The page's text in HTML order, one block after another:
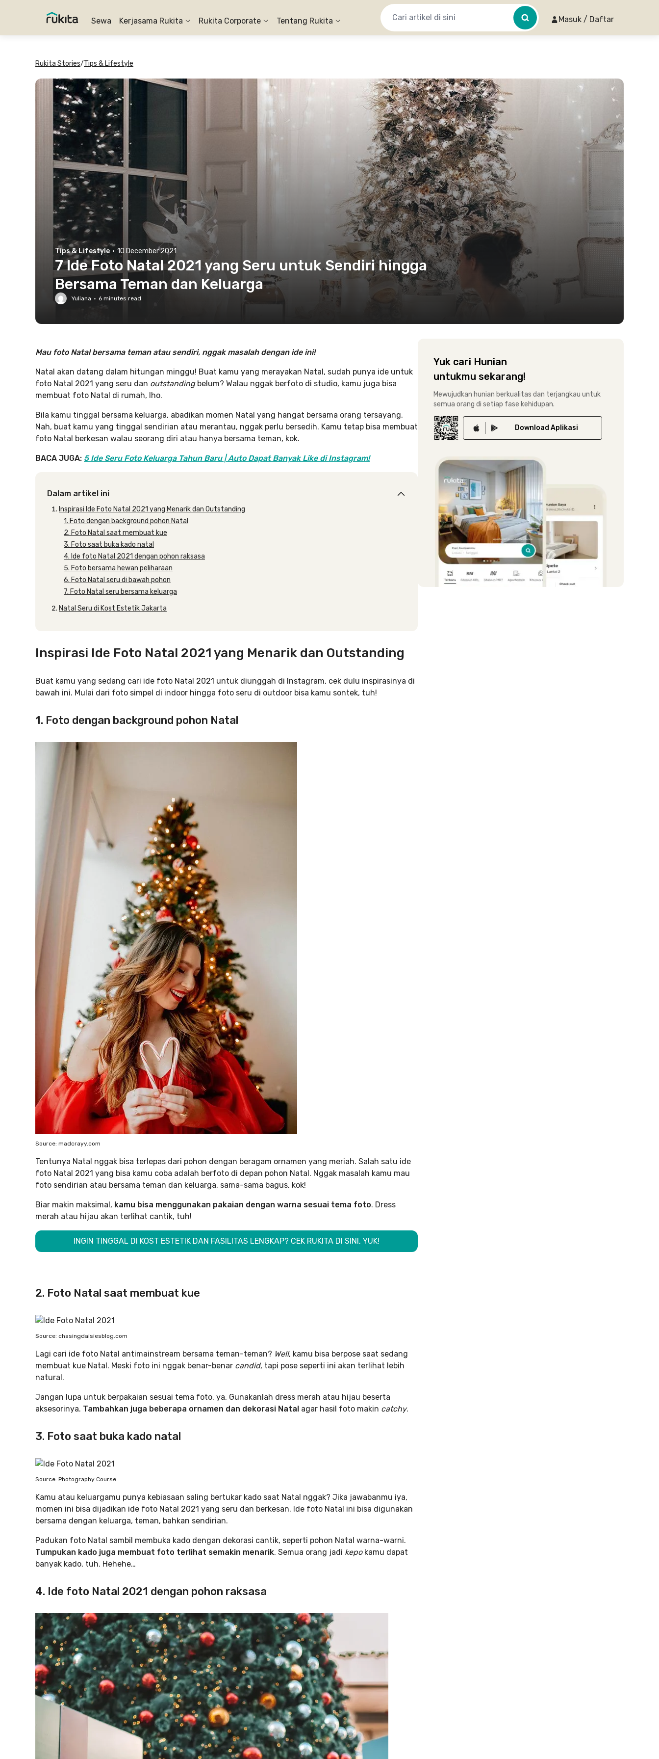
Sewa Kerjasama Rukita Rukita Corporate Tentang Rukita Masuk / Daftar
Rukita Stories/Tips & Lifestyle
Tips & Lifestyle · 10 December 2021
7 Ide Foto Natal 2021 yang Seru untuk Sendiri hingga
Bersama Teman dan Keluarga
Yuliana · 6 minutes read
Mau foto Natal bersama teman atau sendiri, nggak masalah dengan ide ini!
Natal akan datang dalam hitungan minggu! Buat kamu yang merayakan Natal, sudah punya ide untuk
foto Natal 2021 yang seru dan outstandingbelum? Walau nggak berfoto di studio, kamu juga bisa
membuat foto Natal di rumah, lho.
Bila kamu tinggal bersama keluarga, abadikan momen Natal yang hangat bersama orang tersayang.
Nah, buat kamu yang tinggal sendirian atau merantau, nggak perlu bersedih. Kamu tetap bisa membuat
foto Natal berkesan walau seorang diri atau hanya bersama teman, kok.
BACA JUGA: 5 Ide Seru Foto Keluarga Tahun Baru | Auto Dapat Banyak Like di Instagram!
Dalam artikel ini
Inspirasi Ide Foto Natal 2021 yang Menarik dan Outstanding
1. Foto dengan background pohon Natal
2. Foto Natal saat membuat kue
3. Foto saat buka kado natal
4. Ide foto Natal 2021 dengan pohon raksasa
5. Foto bersama hewan peliharaan
6. Foto Natal seru di bawah pohon
7. Foto Natal seru bersama keluarga
Natal Seru di Kost Estetik Jakarta
Inspirasi Ide Foto Natal 2021 yang Menarik dan Outstanding
Buat kamu yang sedang cari ide foto Natal 2021 untuk diunggah di Instagram, cek dulu inspirasinya di
bawah ini. Mulai dari foto simpel di indoor hingga foto seru di outdoor bisa kamu sontek, tuh!
1. Foto dengan background pohon Natal
Source: madcrayy.com
Tentunya Natal nggak bisa terlepas dari pohon dengan beragam ornamen yang meriah. Salah satu ide
foto Natal 2021 yang bisa kamu coba adalah berfoto di depan pohon Natal. Nggak masalah kamu mau
foto sendirian atau bersama teman dan keluarga, sama-sama bagus, kok!
Biar makin maksimal, kamu bisa menggunakan pakaian dengan warna sesuai tema foto. Dress
merah atau hijau akan terlihat cantik, tuh!
INGIN TINGGAL DI KOST ESTETIK DAN FASILITAS LENGKAP? CEK RUKITA DI SINI, YUK!
2. Foto Natal saat membuat kue
Source: chasingdaisiesblog.com
Lagi cari ide foto Natal antimainstream bersama teman-teman? Well, kamu bisa berpose saat sedang
membuat kue Natal. Meski foto ini nggak benar-benar candid, tapi pose seperti ini akan terlihat lebih
natural.
Jangan lupa untuk berpakaian sesuai tema foto, ya. Gunakanlah dress merah atau hijau beserta
aksesorinya. Tambahkan juga beberapa ornamen dan dekorasi Natal agar hasil foto makin catchy.
3. Foto saat buka kado natal
Source: Photography Course
Kamu atau keluargamu punya kebiasaan saling bertukar kado saat Natal nggak? Jika jawabanmu iya,
momen ini bisa dijadikan ide foto Natal 2021 yang seru dan berkesan. Ide foto Natal ini bisa digunakan
bersama dengan keluarga, teman, bahkan sendirian.
Padukan foto Natal sambil membuka kado dengan dekorasi cantik, seperti pohon Natal warna-warni.
Tumpukan kado juga membuat foto terlihat semakin menarik. Semua orang jadi kepokamu dapat
banyak kado, tuh. Hehehe…
4. Ide foto Natal 2021 dengan pohon raksasa
Yuk cari Hunian
untukmu sekarang!
Mewujudkan hunian berkualitas dan terjangkau untuk
semua orang di setiap fase kehidupan.
Download Aplikasi